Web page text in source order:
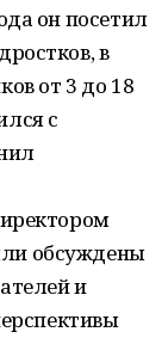
он посетил
в
от 3 до 18
с
обсуждены
и